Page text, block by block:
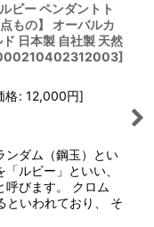
ビー ペンダントト
もの】 オーバルカ
日本製 自社製 天然
]
格: 12,000円]
ンダム（鋼玉）とい
ルビー」といい、
呼びます。 クロム
といわれており、 そ